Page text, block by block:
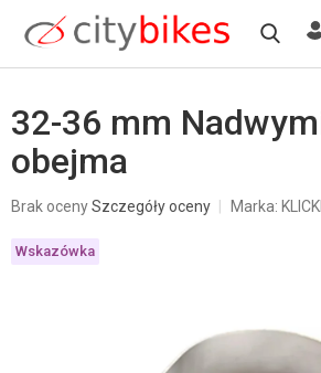
treści
32-36 mm
obejma
Średnia
produktu
wynosi
Brak ocenySzczegóły oceny Marka:
Wskazówka